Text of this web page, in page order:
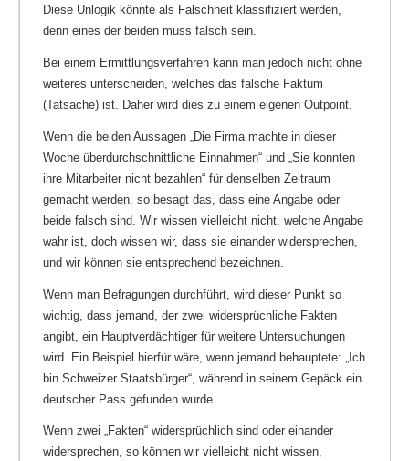
Diese Unlogik könnte als Falschheit klassifiziert werden,
denn eines der beiden muss falsch sein.
Bei einem Ermittlungsverfahren kann man jedoch nicht ohne
weiteres unterscheiden, welches das falsche Faktum
(Tatsache) ist. Daher wird dies zu einem eigenen Outpoint.
Wenn die beiden Aussagen „Die Firma machte in dieser
Woche überdurchschnittliche Einnahmen“ und „Sie konnten
ihre Mitarbeiter nicht bezahlen“ für denselben Zeitraum
gemacht werden, so besagt das, dass eine Angabe oder
beide falsch sind. Wir wissen vielleicht nicht, welche Angabe
wahr ist, doch wissen wir, dass sie einander widersprechen,
und wir können sie entsprechend bezeichnen.
Wenn man Befragungen durchführt, wird dieser Punkt so
wichtig, dass jemand, der zwei widersprüchliche Fakten
angibt, ein Hauptverdächtiger für weitere Untersuchungen
wird. Ein Beispiel hierfür wäre, wenn jemand behauptete: „Ich
bin Schweizer Staatsbürger“, während in seinem Gepäck ein
deutscher Pass gefunden wurde.
Wenn zwei „Fakten“ widersprüchlich sind oder einander
widersprechen, so können wir vielleicht nicht wissen,